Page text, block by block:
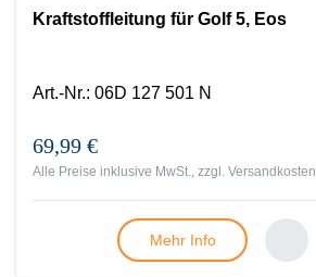
Kraftstoffleitung für Golf 5, Eos
Art.-Nr.: 06D 127 501 N
69,99 €
Alle Preise inklusive MwSt., zzgl. Versandkosten
Mehr Info